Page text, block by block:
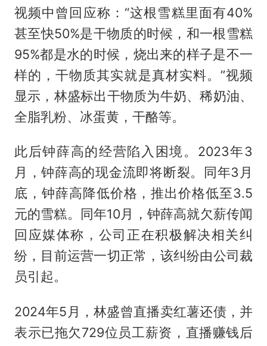
视频中曾回应称：“这根雪糕里面有40%
甚至快50%是干物质的时候，和一根雪糕
95%都是水的时候，烧出来的样子是不一
样的，干物质其实就是真材实料。”视频
显示，林盛标出干物质为牛奶、稀奶油、
全脂乳粉、冰蛋黄，干酪等。
此后钟薛高的经营陷入困境。2023年3
月，钟薛高的现金流即将断裂。同年3月
底，钟薛高降低价格，推出价格低至3.5
元的雪糕。同年10月，钟薛高就欠薪传闻
回应媒体称，公司正在积极解决相关纠
纷，目前运营一切正常，该纠纷由公司裁
员引起。
2024年5月，林盛曾直播卖红薯还债，并
表示已拖欠729位员工薪资，直播赚钱后